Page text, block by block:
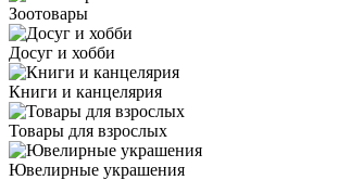
Зоотовары
Досуг и хобби
Книги и канцелярия
Товары для взрослых
Ювелирные украшения